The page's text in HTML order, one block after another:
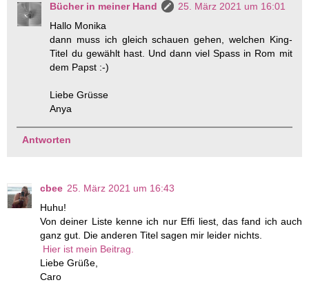
Bücher in meiner Hand
25. März 2021 um 16:01
Hallo Monika
dann muss ich gleich schauen gehen, welchen King-
Titel du gewählt hast. Und dann viel Spass in Rom mit
dem Papst :-)
Liebe Grüsse
Anya
Antworten
cbee 25. März 2021 um 16:43
Huhu!
Von deiner Liste kenne ich nur Effi liest, das fand ich auch
ganz gut. Die anderen Titel sagen mir leider nichts.
Hier ist mein Beitrag.
Liebe Grüße,
Caro